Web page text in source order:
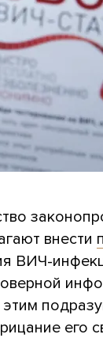
внести
ВИЧ-
его